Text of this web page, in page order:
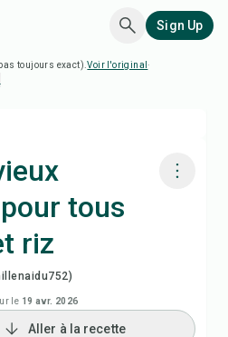
Sign Up
toujours exact).Voir l'original ·
tous
riz
le 19 avr. 2026
avec Chefadora AI
to Shopping List
Aller à la recette